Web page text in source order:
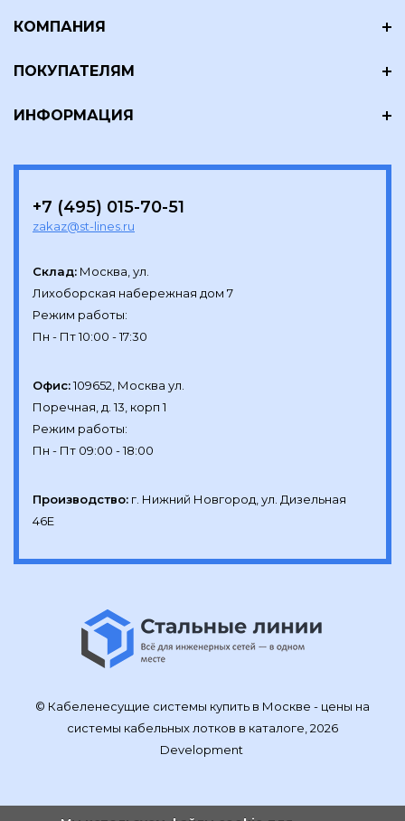
КОМПАНИЯ
ПОКУПАТЕЛЯМ
ИНФОРМАЦИЯ
+7 (495) 015-70-51
zakaz@st-lines.ru
Склад: Москва, ул.
Лихоборская набережная дом 7
Режим работы:
Офис:109652, Москва ул.
Поречная, д. 13, корп 1
Режим работы:
Производство: г. Нижний Новгород, ул. Дизельная
46Е
© Кабеленесущие системы купить в Москве - цены на
системы кабельных лотков в каталоге, 2026
Development